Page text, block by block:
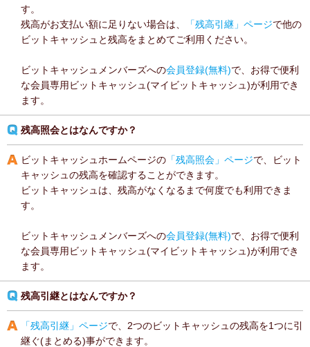
す。
残高がお支払い額に足りない場合は、
「残高引継」ページで他の
ビットキャッシュと残高をまとめてご利用ください。
ビットキャッシュメンバーズへの会員登録(無料)で、お得で便利
な会員専用ビットキャッシュ(マイビットキャッシュ)が利用でき
ます。
残高照会とはなんですか？
ビットキャッシュホームページの 「残高照会」ページで、ビット
キャッシュの残高を確認することができます。
ビットキャッシュは、残高がなくなるまで何度でも利用できま
す。
ビットキャッシュメンバーズへの会員登録(無料)で、お得で便利
な会員専用ビットキャッシュ(マイビットキャッシュ)が利用でき
ます。
残高引継とはなんですか？
「残高引継」ページで、2つのビットキャッシュの残高を1つに引
継ぐ(まとめる)事ができます。